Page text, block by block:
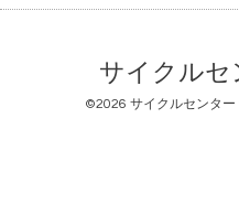
サイクルセ
©2026 サイクルセンター